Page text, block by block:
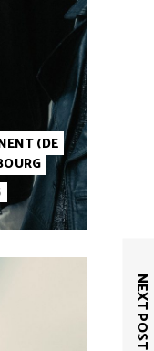
NEXT POST
(DE